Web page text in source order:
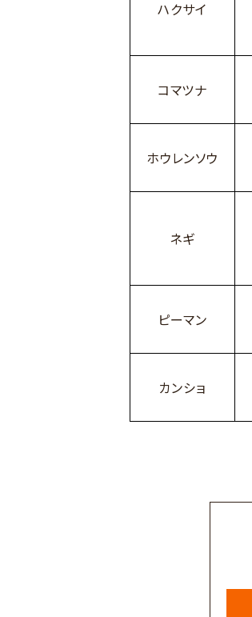
ハクサイ
コマツナ
ホウレンソウ
ネギ
ピーマン
カンショ